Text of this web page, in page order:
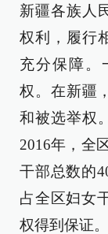
新疆各族人
权利，履行
充分保障。
权。在新疆
和被选举权
2016年，全
干部总数的
占全区妇女
权得到保证。